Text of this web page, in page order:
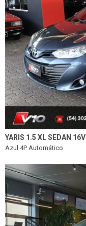
YARIS 1.5 XL SEDAN 16V
Azul 4P Automático